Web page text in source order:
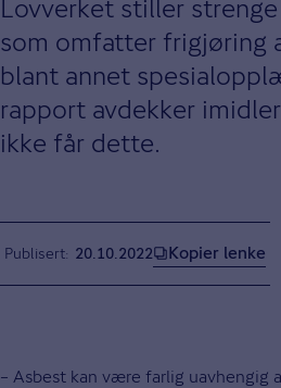
Lovverket stiller
som omfatter frigjøring
blant annet
rapport avdekker
ikke får dette.
Publisert 20.10.2022 Kopier lenke
– Asbest kan være farlig uavhengig